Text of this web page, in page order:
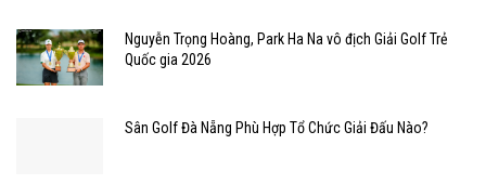
Nguyễn Trọng Hoàng, Park Ha Na vô địch Giải Golf Trẻ
Quốc gia 2026
Sân Golf Đà Nẵng Phù Hợp Tổ Chức Giải Đấu Nào?